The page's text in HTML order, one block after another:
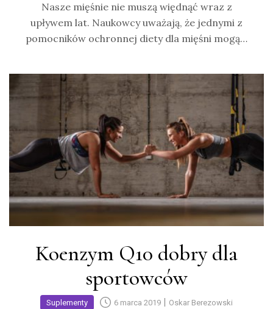
Nasze mięśnie nie muszą więdnąć wraz z
upływem lat. Naukowcy uważają, że jednymi z
pomocników ochronnej diety dla mięśni mogą…
Koenzym Q10 dobry dla
sportowców
Suplementy 6 marca 2019 | Oskar Berezowski